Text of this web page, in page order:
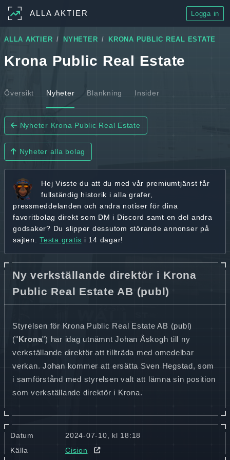
ALLA AKTIER Logga in
ALLA AKTIER NYHETER KRONA PUBLIC REAL ESTATE
Krona Public Real Estate
Översikt Nyheter Blankning Insider
Nyheter Krona Public Real Estate
Nyheter alla bolag
Hej Visste du att du med vår premiumtjänst får
fullständig historik i alla grafer,
pressmeddelanden och andra notiser för dina
favoritbolag direkt som DM i Discord samt en del andra
godsaker? Du slipper dessutom störande annonser på
sajten. Testa gratis i 14 dagar!
Ny verkställande direktör i Krona
Public Real Estate AB (publ)
Styrelsen för Krona Public Real Estate AB (publ)
("Krona") har idag utnämnt Johan Åskogh till ny
verkställande direktör att tillträda med omedelbar
verkan. Johan kommer att ersätta Sven Hegstad, som
i samförstånd med styrelsen valt att lämna sin position
som verkställande direktör i Krona.
Datum
2024-07-10, kl 18:18
Källa
Cision